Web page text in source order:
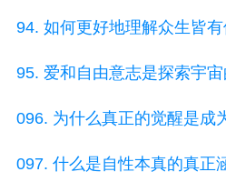
94. 如何更好地理解众生皆有
95. 爱和自由意志是探索宇宙
096. 为什么真正的觉醒是成
097. 什么是自性本真的真正